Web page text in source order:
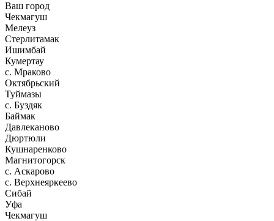
Ваш город
Чекмагуш
Мелеуз
Стерлитамак
Ишимбай
Кумертау
c. Мраково
Октябрьский
Туймазы
c. Буздяк
Баймак
Давлеканово
Дюртюли
Кушнаренково
Магнитогорск
с. Аскарово
с. Верхнеяркеево
Сибай
Уфа
Чекмагуш